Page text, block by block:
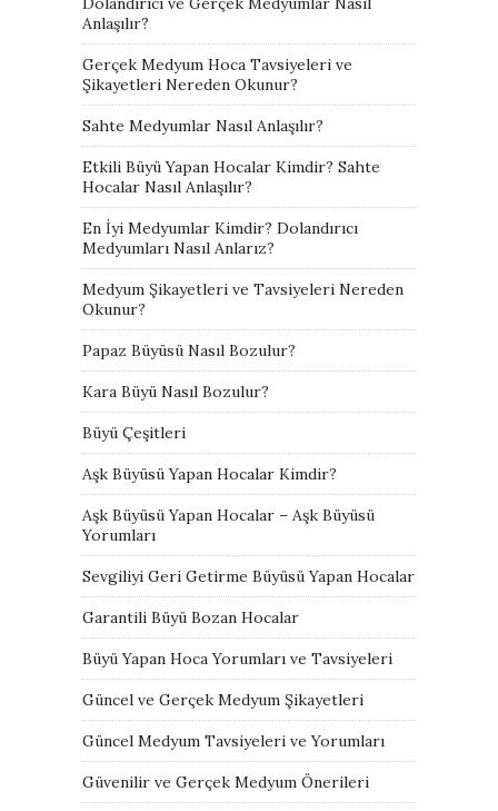
Anlaşılır?
Gerçek Medyum Hoca Tavsiyeleri ve
Şikayetleri Nereden Okunur?
Sahte Medyumlar Nasıl Anlaşılır?
Etkili Büyü Yapan Hocalar Kimdir? Sahte
Hocalar Nasıl Anlaşılır?
En İyi Medyumlar Kimdir? Dolandırıcı
Medyumları Nasıl Anlarız?
Medyum Şikayetleri ve Tavsiyeleri Nereden
Okunur?
Papaz Büyüsü Nasıl Bozulur?
Kara Büyü Nasıl Bozulur?
Büyü Çeşitleri
Aşk Büyüsü Yapan Hocalar Kimdir?
Aşk Büyüsü Yapan Hocalar – Aşk Büyüsü
Yorumları
Sevgiliyi Geri Getirme Büyüsü Yapan Hocalar
Garantili Büyü Bozan Hocalar
Büyü Yapan Hoca Yorumları ve Tavsiyeleri
Güncel ve Gerçek Medyum Şikayetleri
Güncel Medyum Tavsiyeleri ve Yorumları
Güvenilir ve Gerçek Medyum Önerileri